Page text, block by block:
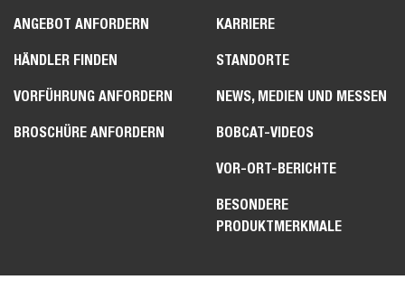
ANGEBOT ANFORDERN
HÄNDLER FINDEN
VORFÜHRUNG ANFORDERN
BROSCHÜRE ANFORDERN
KARRIERE
STANDORTE
NEWS, MEDIEN UND MESSEN
BOBCAT-VIDEOS
VOR-ORT-BERICHTE
BESONDERE
PRODUKTMERKMALE